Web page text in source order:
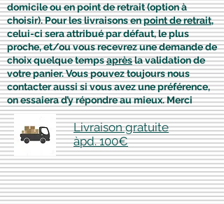
domicile ou en point de retrait (option à
choisir). Pour les livraisons enpoint de retrait,
celui-ci sera attribué par défaut, le plus
proche, et/ou vous recevrez une demande de
choix quelque tempsaprèsla validation de
votre panier. Vous pouvez toujours nous
contacter aussi si vous avez une préférence,
on essaiera d’y répondre au mieux. Merci
Livraison gratuite
àpd. 100€